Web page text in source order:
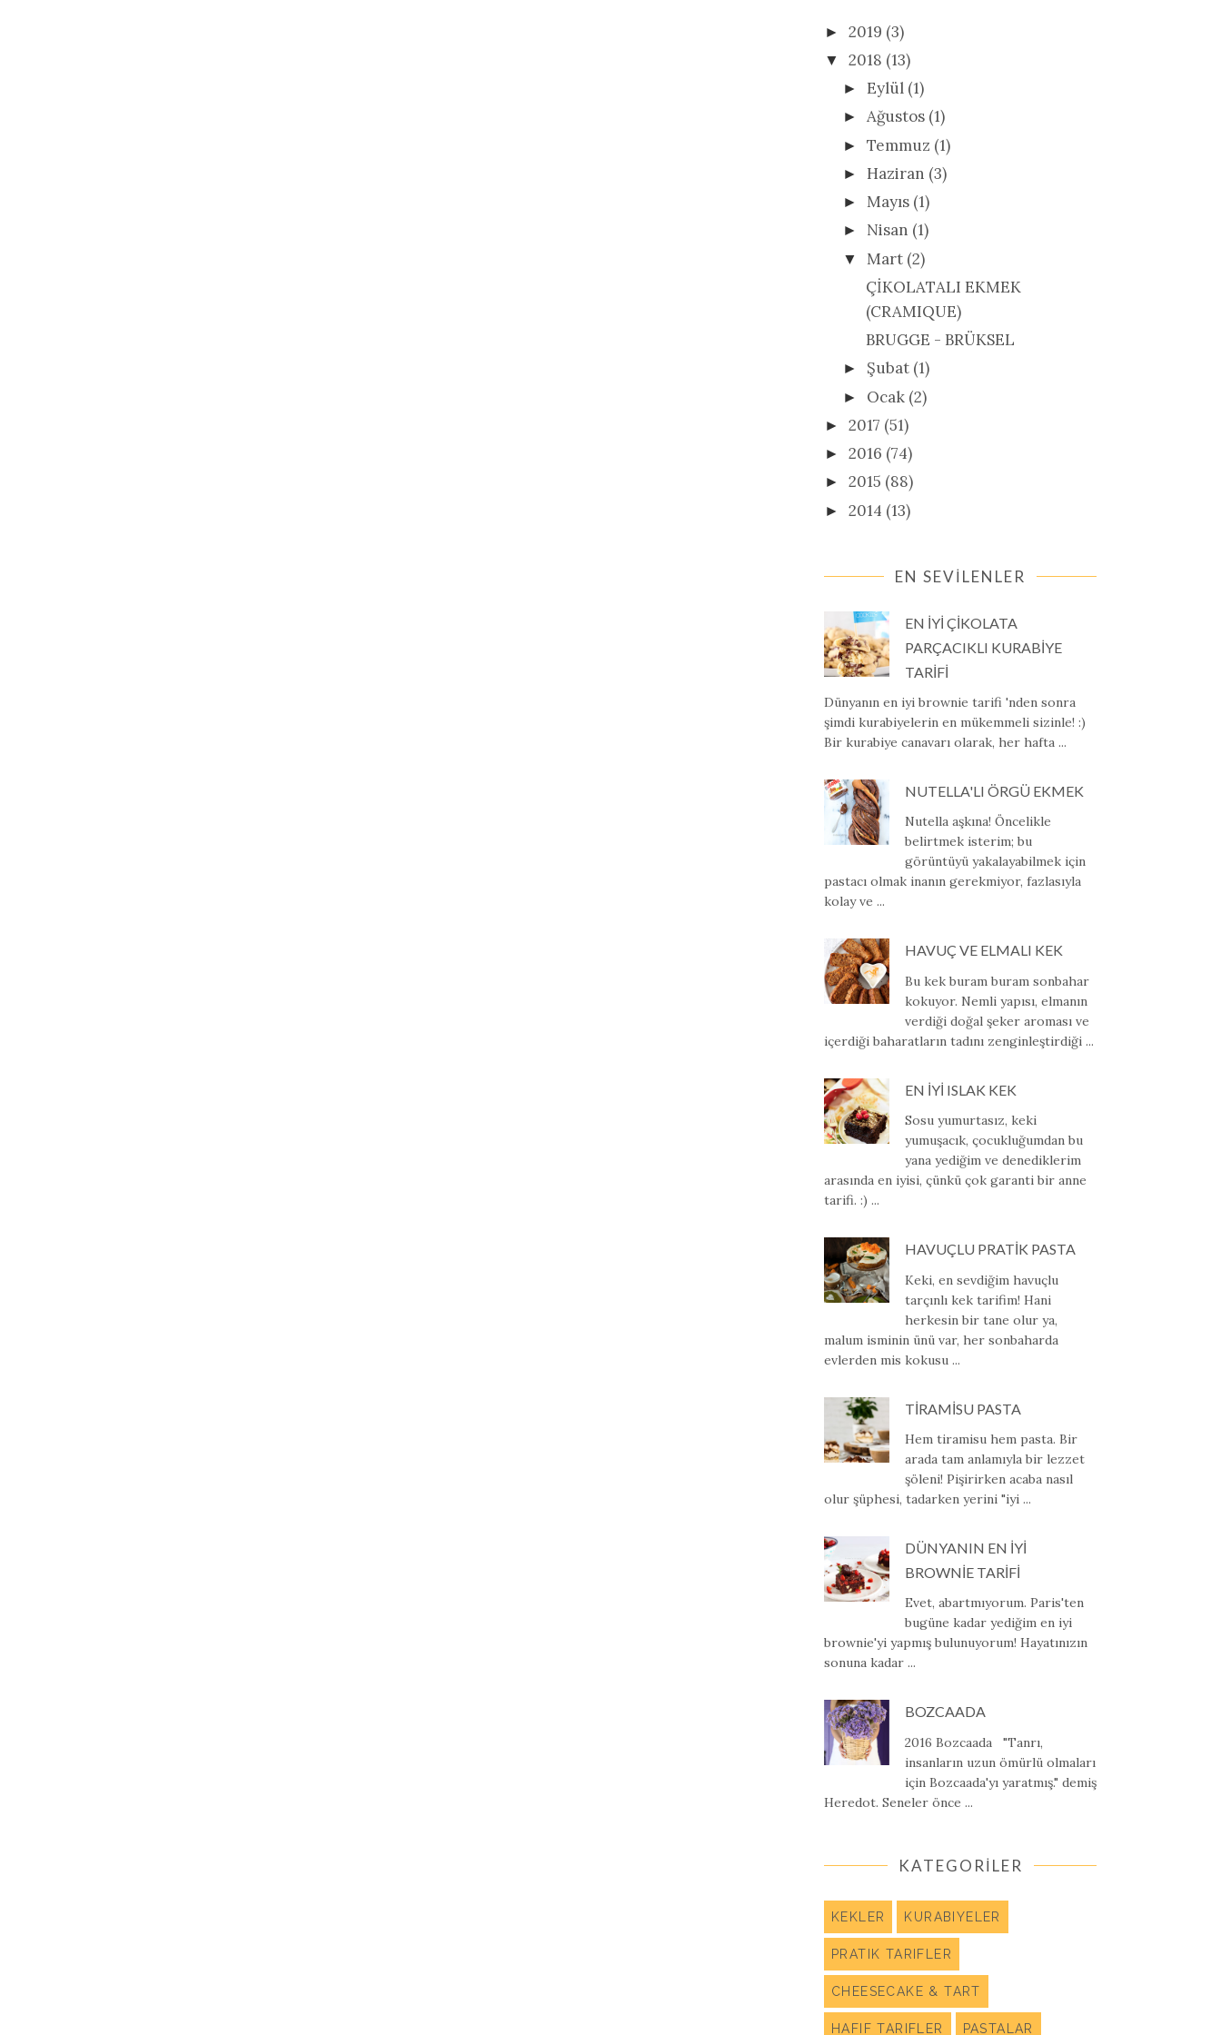
► 2019 (3)
▼ 2018 (13)
► Eylül (1)
►Ağustos (1)
►Temmuz (1)
► Haziran (3)
►Mayıs (1)
► Nisan (1)
▼ Mart (2)
ÇİKOLATALI EKMEK
(CRAMIQUE)
BRUGGE - BRÜKSEL
► Şubat (1)
► Ocak (2)
► 2017 (51)
► 2016 (74)
► 2015 (88)
► 2014 (13)
EN SEVİLENLER
EN İYİ ÇİKOLATA
PARÇACIKLI KURABİYE
TARİFİ
Dünyanın en iyi brownie tarifi 'nden sonra
şimdi kurabiyelerin en mükemmeli sizinle! :)
Bir kurabiye canavarı olarak, her hafta ...
NUTELLA'LI ÖRGÜ EKMEK
Nutella aşkına! Öncelikle
belirtmek isterim; bu
görüntüyü yakalayabilmek için
pastacı olmak inanın gerekmiyor, fazlasıyla
kolay ve ...
HAVUÇ VE ELMALI KEK
Bu kek buram buram sonbahar
kokuyor. Nemli yapısı, elmanın
verdiği doğal şeker aroması ve
içerdiği baharatların tadını zenginleştirdiği ...
EN İYİ ISLAK KEK
Sosu yumurtasız, keki
yumuşacık, çocukluğumdan bu
yana yediğim ve denediklerim
arasında en iyisi, çünkü çok garanti bir anne
tarifi. :) ...
HAVUÇLU PRATİK PASTA
Keki, en sevdiğim havuçlu
tarçınlı kek tarifim! Hani
herkesin bir tane olur ya,
malum isminin ünü var, her sonbaharda
evlerden mis kokusu ...
TİRAMİSU PASTA
Hem tiramisu hem pasta. Bir
arada tam anlamıyla bir lezzet
şöleni! Pişirirken acaba nasıl
olur şüphesi, tadarken yerini "iyi ...
DÜNYANIN EN İYİ
BROWNİE TARİFİ
Evet, abartmıyorum. Paris'ten
bugüne kadar yediğim en iyi
brownie'yi yapmış bulunuyorum! Hayatınızın
sonuna kadar ...
BOZCAADA
2016 Bozcaada "Tanrı,
insanların uzun ömürlü olmaları
için Bozcaada'yı yaratmış." demiş
Heredot. Seneler önce ...
KATEGORİLER
KEKLER KURABIYELER
PRATIK TARIFLER
CHEESECAKE & TART
HAFIF TARIFLER PASTALAR